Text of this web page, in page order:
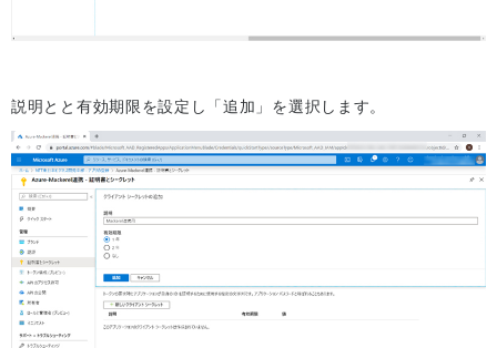
説明とと有効期限を設定し「追加」を選択します。